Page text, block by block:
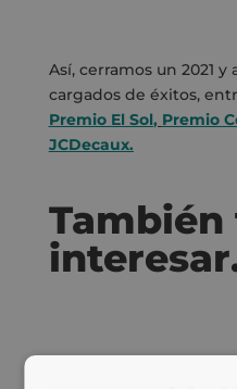
Así, cerramos un 2021 y
cargados de éxitos,
Premio El Sol, Premio
JCDecaux.
También